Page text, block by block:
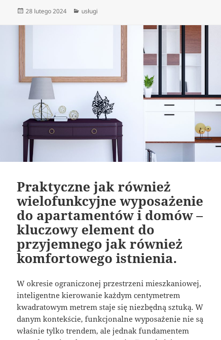
Data
28 lutego 2024 Kategorie
usługi
Praktyczne jak również
wielofunkcyjne wyposażenie
do apartamentów i domów –
kluczowy element do
przyjemnego jak również
komfortowego istnienia.
W okresie ograniczonej przestrzeni mieszkaniowej,
inteligentne kierowanie każdym centymetrem
kwadratowym metrem staje się niezbędną sztuką. W
danym kontekście, funkcjonalne wyposażenie nie są
właśnie tylko trendem, ale jednak fundamentem